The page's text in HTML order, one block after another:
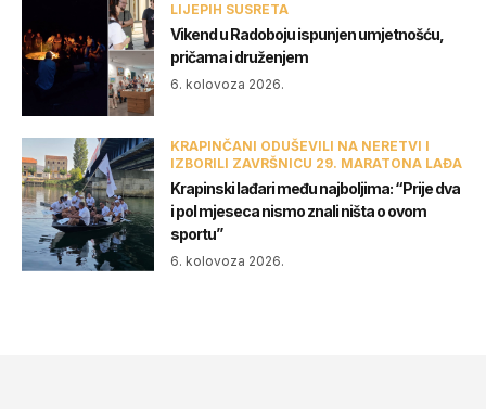
LIJEPIH SUSRETA
Vikend u Radoboju ispunjen umjetnošću,
pričama i druženjem
6. kolovoza 2026.
KRAPINČANI ODUŠEVILI NA NERETVI I
IZBORILI ZAVRŠNICU 29. MARATONA LAĐA
Krapinski lađari među najboljima: “Prije dva
i pol mjeseca nismo znali ništa o ovom
sportu”
6. kolovoza 2026.